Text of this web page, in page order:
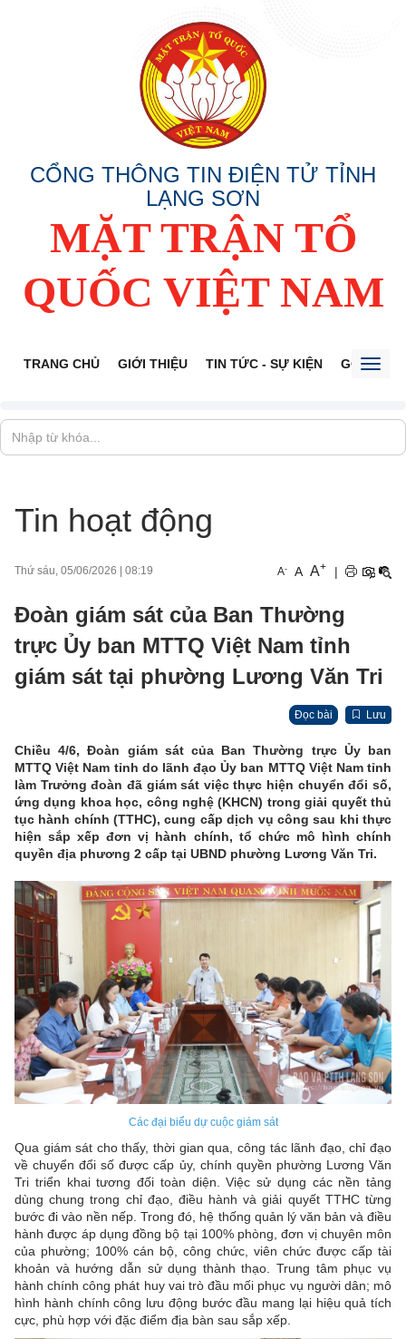
CỔNG THÔNG TIN ĐIỆN TỬ TỈNH
LẠNG SƠN
MẶT TRẬN TỔ
QUỐC VIỆT NAM
TRANG CHỦ GIỚI THIỆU TIN TỨC - SỰ KIỆN GÓP Ý
Tin hoạt động
Thứ sáu, 05/06/2026 08:19 A- A A+ |
Đoàn giám sát của Ban Thường
trực Ủy ban MTTQ Việt Nam tỉnh
giám sát tại phường Lương Văn Tri
Đọc bài Lưu
Chiều 4/6, Đoàn giám sát của Ban Thường trực Ủy ban
MTTQ Việt Nam tỉnh do lãnh đạo Ủy ban MTTQ Việt Nam tỉnh
làm Trưởng đoàn đã giám sát việc thực hiện chuyển đổi số,
ứng dụng khoa học, công nghệ (KHCN) trong giải quyết thủ
tục hành chính (TTHC), cung cấp dịch vụ công sau khi thực
hiện sắp xếp đơn vị hành chính, tổ chức mô hình chính
quyền địa phương 2 cấp tại UBND phường Lương Văn Tri.
Các đại biểu dự cuộc giám sát
Qua giám sát cho thấy, thời gian qua, công tác lãnh đạo, chỉ đạo
về chuyển đổi số được cấp ủy, chính quyền phường Lương Văn
Tri triển khai tương đối toàn diện. Việc sử dụng các nền tảng
dùng chung trong chỉ đạo, điều hành và giải quyết TTHC từng
bước đi vào nền nếp. Trong đó, hệ thống quản lý văn bản và điều
hành được áp dụng đồng bộ tại 100% phòng, đơn vị chuyên môn
của phường; 100% cán bộ, công chức, viên chức được cấp tài
khoản và hướng dẫn sử dụng thành thạo. Trung tâm phục vụ
hành chính công phát huy vai trò đầu mối phục vụ người dân; mô
hình hành chính công lưu động bước đầu mang lại hiệu quả tích
cực, phù hợp với đặc điểm địa bàn sau sắp xếp.